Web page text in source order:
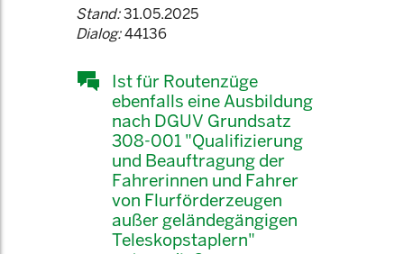
Stand:31.05.2025
Dialog:44136
Ist für Routenzüge
ebenfalls eine Ausbildung
nach DGUV Grundsatz
308-001 "Qualifizierung
und Beauftragung der
Fahrerinnen und Fahrer
von Flurförderzeugen
außer geländegängigen
Teleskopstaplern"